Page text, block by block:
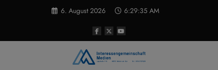
6. August 2026 6:29:35 AM